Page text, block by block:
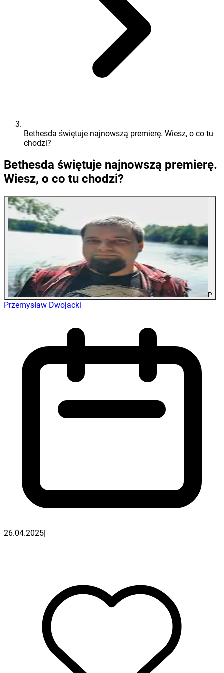
Bethesda świętuje najnowszą premierę. Wiesz, o co tu
chodzi?
Bethesda świętuje najnowszą premierę.
Wiesz, o co tu chodzi?
P
Przemysław Dwojacki
26.04.2025|